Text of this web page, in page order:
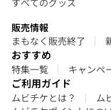
すべてのグッズ
販売情報
まもなく販売終了
おすすめ
特集一覧 キャンペ
ご利用ガイド
ムビチケとは？ ム